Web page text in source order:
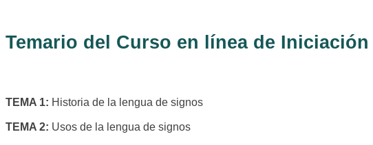
Temario del Curso en línea de
TEMA 1: Historia de la lengua de signos
TEMA 2: Usos de la lengua de signos